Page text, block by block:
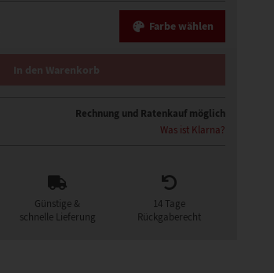
Farbe wählen
In den Warenkorb
Rechnung und Ratenkauf möglich
Was ist Klarna?
Günstige &
schnelle Lieferung
14 Tage
Rückgaberecht